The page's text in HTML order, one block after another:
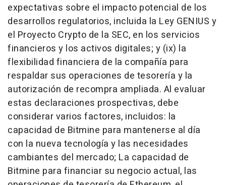
expectativas sobre el impacto potencial de los
desarrollos regulatorios, incluida la Ley GENIUS y
el Proyecto Crypto de la SEC, en los servicios
financieros y los activos digitales; y (ix) la
flexibilidad financiera de la compañía para
respaldar sus operaciones de tesorería y la
autorización de recompra ampliada. Al evaluar
estas declaraciones prospectivas, debe
considerar varios factores, incluidos: la
capacidad de Bitmine para mantenerse al día
con la nueva tecnología y las necesidades
cambiantes del mercado; La capacidad de
Bitmine para financiar su negocio actual, las